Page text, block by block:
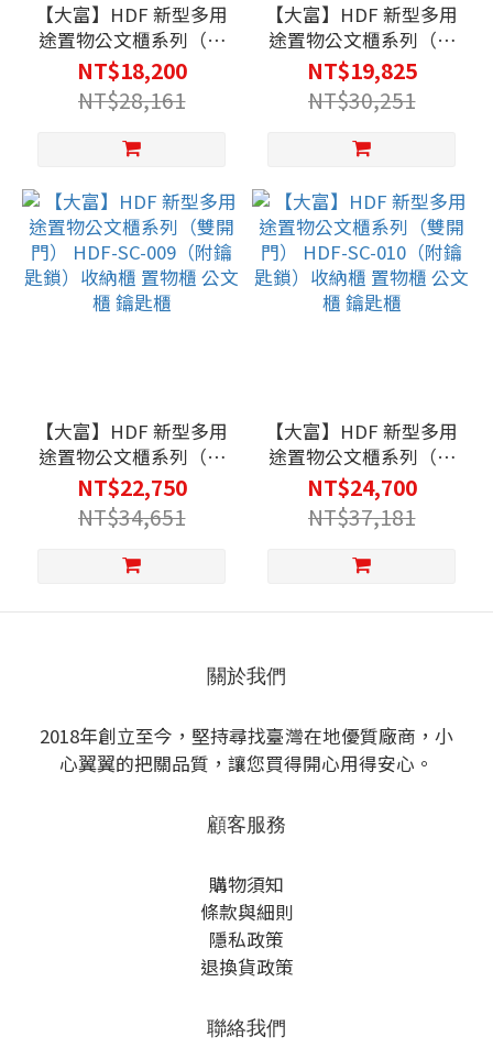
【大富】HDF 新型多用
途置物公文櫃系列（雙
開門） HDF-SC-
007（附鑰匙鎖）收納
櫃 置物櫃 公文櫃 鑰匙
櫃
NT$18,200
NT$28,161
【大富】HDF 新型多用
途置物公文櫃系列（雙
開門） HDF-SC-
008（附鑰匙鎖）收納
櫃 置物櫃 公文櫃 鑰匙
櫃
NT$19,825
NT$30,251
【大富】HDF 新型多用
途置物公文櫃系列（雙
開門） HDF-SC-
009（附鑰匙鎖）收納
櫃 置物櫃 公文櫃 鑰匙
櫃
NT$22,750
NT$34,651
【大富】HDF 新型多用
途置物公文櫃系列（雙
開門） HDF-SC-
010（附鑰匙鎖）收納
櫃 置物櫃 公文櫃 鑰匙
櫃
NT$24,700
NT$37,181
關於我們
2018年創立至今，堅持尋找臺灣在地優質廠商，小
心翼翼的把關品質，讓您買得開心用得安心。
顧客服務
購物須知
條款與細則
隱私政策
退換貨政策
聯絡我們